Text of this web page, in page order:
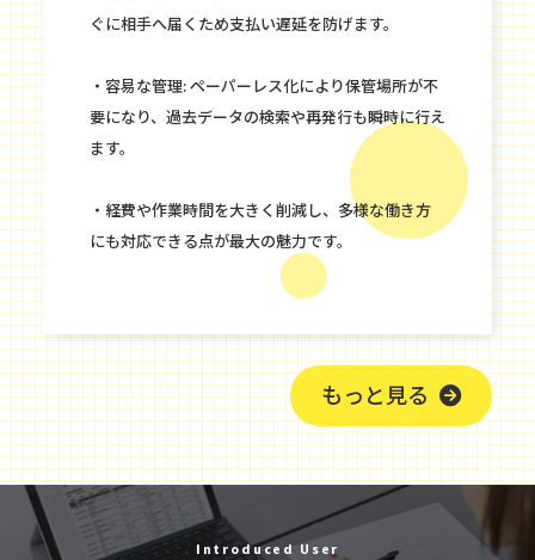
ぐに相手へ届くため支払い遅延を防げます。
・容易な管理: ペーパーレス化により保管場所が不
要になり、過去データの検索や再発行も瞬時に行え
ます。
・経費や作業時間を大きく削減し、多様な働き方
にも対応できる点が最大の魅力です。
もっと見る
Introduced User